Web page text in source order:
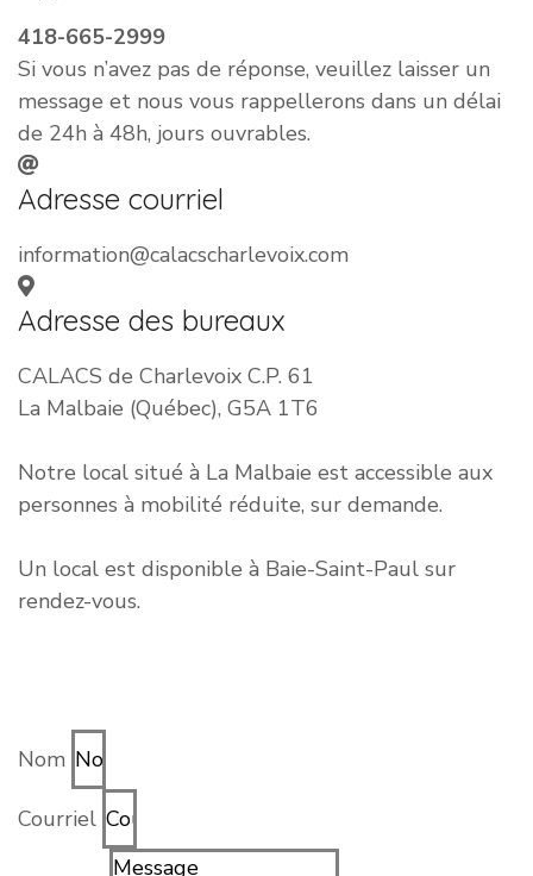
418-665-2999
Si vous n’avez pas de réponse, veuillez laisser un
message et nous vous rappellerons dans un délai
de 24h à 48h, jours ouvrables.
Adresse courriel
information@calacscharlevoix.com
Adresse des bureaux
CALACS de Charlevoix C.P. 61
La Malbaie (Québec), G5A 1T6
Notre local situé à La Malbaie est accessible aux
personnes à mobilité réduite, sur demande.
Un local est disponible à Baie-Saint-Paul sur
rendez-vous.
Nom
Courriel